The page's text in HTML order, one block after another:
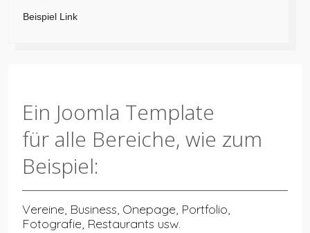
Beispiel Link
Ein Joomla Template
für alle Bereiche, wie zum
Beispiel:
Vereine, Business, Onepage, Portfolio,
Fotografie, Restaurants usw.